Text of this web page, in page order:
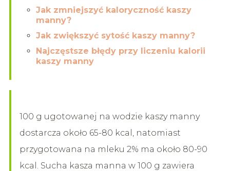
Jak zmniejszyć kaloryczność kaszy
manny?
Jak zwiększyć sytość kaszy manny?
Najczęstsze błędy przy liczeniu kalorii
kaszy manny
100 g ugotowanej na wodzie kaszy manny
dostarcza około 65-80 kcal, natomiast
przygotowana na mleku 2% ma około 80-90
kcal. Sucha kasza manna w 100 g zawiera